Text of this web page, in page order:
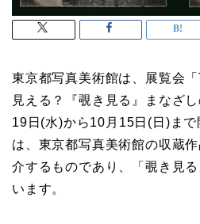
東京都写真美術館は、展覧会
見える？『覗き見る』まなざ
19日(水)から10月15日(日)ま
は、東京都写真美術館の収蔵
介するものであり、「覗き見
います。